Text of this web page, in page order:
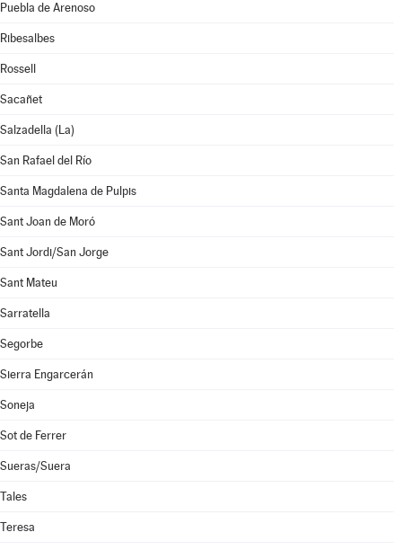
Puebla de Arenoso
Ribesalbes
Rossell
Sacañet
Salzadella (La)
San Rafael del Río
Santa Magdalena de Pulpis
Sant Joan de Moró
Sant Jordi/San Jorge
Sant Mateu
Sarratella
Segorbe
Sierra Engarcerán
Soneja
Sot de Ferrer
Sueras/Suera
Tales
Teresa